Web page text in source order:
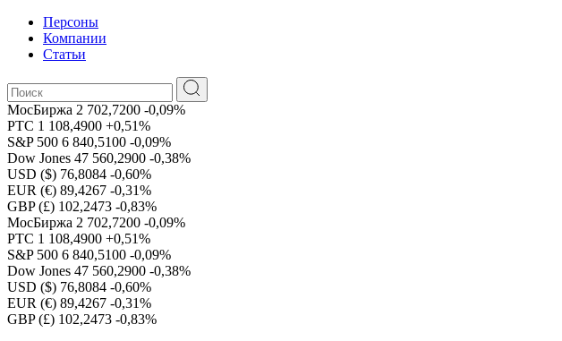
Персоны
Компании
Статьи
МосБиржа 2 702,7200 -0,09%
РТС 1 108,4900 +0,51%
S&P 500 6 840,5100 -0,09%
Dow Jones 47 560,2900 -0,38%
USD ($) 76,8084 -0,60%
EUR (€) 89,4267 -0,31%
GBP (£) 102,2473 -0,83%
МосБиржа 2 702,7200 -0,09%
РТС 1 108,4900 +0,51%
S&P 500 6 840,5100 -0,09%
Dow Jones 47 560,2900 -0,38%
USD ($) 76,8084 -0,60%
EUR (€) 89,4267 -0,31%
GBP (£) 102,2473 -0,83%